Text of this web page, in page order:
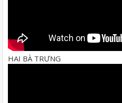
HAI BÀ TRƯNG